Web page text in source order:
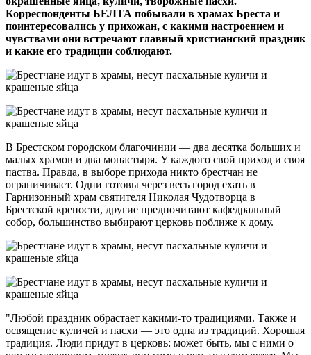
Корреспонденты БЕЛТА побывали в храмах Бреста и
поинтересовались у прихожан, с какими настроением и
чувствами они встречают главный христианский праздник
и какие его традиции соблюдают.
В Брестском городском благочинии — два десятка больших и
малых храмов и два монастыря. У каждого свой приход и своя
паства. Правда, в выборе прихода никто брестчан не
ограничивает. Одни готовы через весь город ехать в
Гарнизонный храм святителя Николая Чудотворца в
Брестской крепости, другие предпочитают кафедральный
собор, большинство выбирают церковь поближе к дому.
"Любой праздник обрастает какими-то традициями. Также и
освящение куличей и пасхи — это одна из традиций. Хорошая
традиция. Люди придут в церковь: может быть, мы с ними о